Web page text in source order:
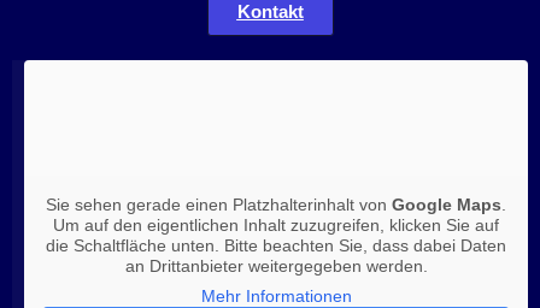
Kontakt
Sie sehen gerade einen Platzhalterinhalt von Google Maps.
Um auf den eigentlichen Inhalt zuzugreifen, klicken Sie auf
die Schaltfläche unten. Bitte beachten Sie, dass dabei Daten
an Drittanbieter weitergegeben werden.
Mehr Informationen